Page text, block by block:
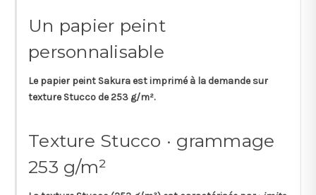
Un papier peint
personnalisable
Le papier peint Sakura est imprimé à la demande sur
textureStucco de253 g/m².
Texture Stucco · grammage
253 g/m²